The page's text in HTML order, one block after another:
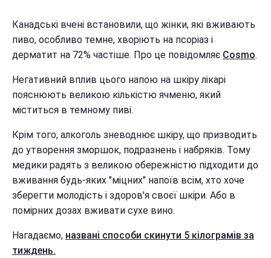
Канадські вчені встановили, що жінки, які вживають
пиво, особливо темне, хворіють на псоріаз і
дерматит на 72% частіше. Про це повідомляє Cosmo.
Негативний вплив цього напою на шкіру лікарі
пояснюють великою кількістю ячменю, який
міститься в темному пиві.
Крім того, алкоголь зневоднює шкіру, що призводить
до утворення зморшок, подразнень і набряків. Тому
медики радять з великою обережністю підходити до
вживання будь-яких "міцних" напоїв всім, хто хоче
зберегти молодість і здоров'я своєї шкіри. Або в
помірних дозах вживати сухе вино.
Нагадаємо, названі способи скинути 5 кілограмів за
тиждень.